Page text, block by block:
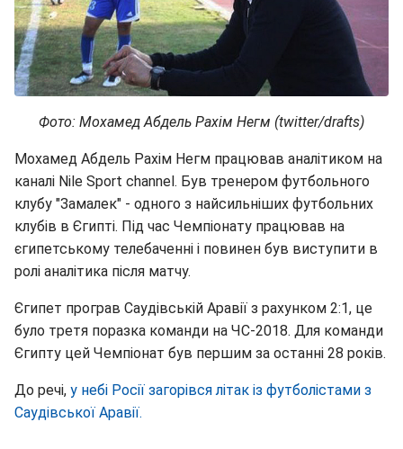
Фото: Мохамед Абдель Рахім Негм (twitter/drafts)
Мохамед Абдель Рахім Негм працював аналітиком на
каналі Nile Sport channel. Був тренером футбольного
клубу "Замалек" - одного з найсильніших футбольних
клубів в Єгипті. Під час Чемпіонату працював на
єгипетському телебаченні і повинен був виступити в
ролі аналітика після матчу.
Єгипет програв Саудівській Аравії з рахунком 2:1, це
було третя поразка команди на ЧС-2018. Для команди
Єгипту цей Чемпіонат був першим за останні 28 років.
До речі, у небі Росії загорівся літак із футболістами з
Саудівської Аравії.